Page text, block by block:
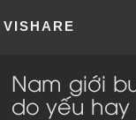
VISHARE
Nam giới
do yếu